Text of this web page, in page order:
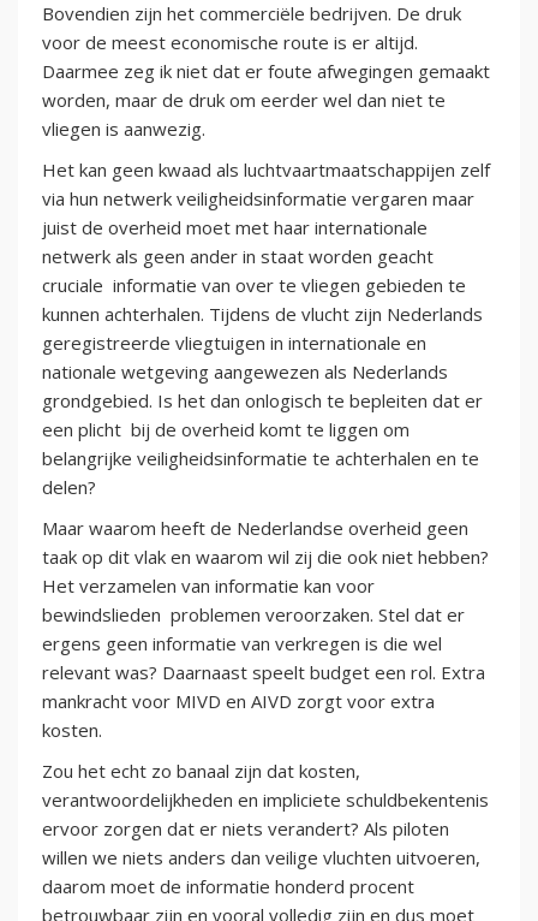
Bovendien zijn het commerciële bedrijven. De druk
voor de meest economische route is er altijd.
Daarmee zeg ik niet dat er foute afwegingen gemaakt
worden, maar de druk om eerder wel dan niet te
vliegen is aanwezig.
Het kan geen kwaad als luchtvaartmaatschappijen zelf
via hun netwerk veiligheidsinformatie vergaren maar
juist de overheid moet met haar internationale
netwerk als geen ander in staat worden geacht
cruciale informatie van over te vliegen gebieden te
kunnen achterhalen. Tijdens de vlucht zijn Nederlands
geregistreerde vliegtuigen in internationale en
nationale wetgeving aangewezen als Nederlands
grondgebied. Is het dan onlogisch te bepleiten dat er
een plicht bij de overheid komt te liggen om
belangrijke veiligheidsinformatie te achterhalen en te
delen?
Maar waarom heeft de Nederlandse overheid geen
taak op dit vlak en waarom wil zij die ook niet hebben?
Het verzamelen van informatie kan voor
bewindslieden problemen veroorzaken. Stel dat er
ergens geen informatie van verkregen is die wel
relevant was? Daarnaast speelt budget een rol. Extra
mankracht voor MIVD en AIVD zorgt voor extra
kosten.
Zou het echt zo banaal zijn dat kosten,
verantwoordelijkheden en impliciete schuldbekentenis
ervoor zorgen dat er niets verandert? Als piloten
willen we niets anders dan veilige vluchten uitvoeren,
daarom moet de informatie honderd procent
betrouwbaar zijn en vooral volledig zijn en dus moet